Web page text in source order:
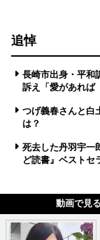
追悼
長崎市出身・平
訴え「愛があれば
つげ義春さんと白
は？
死去した丹羽宇
ど読書』ベストセ
動画で見る